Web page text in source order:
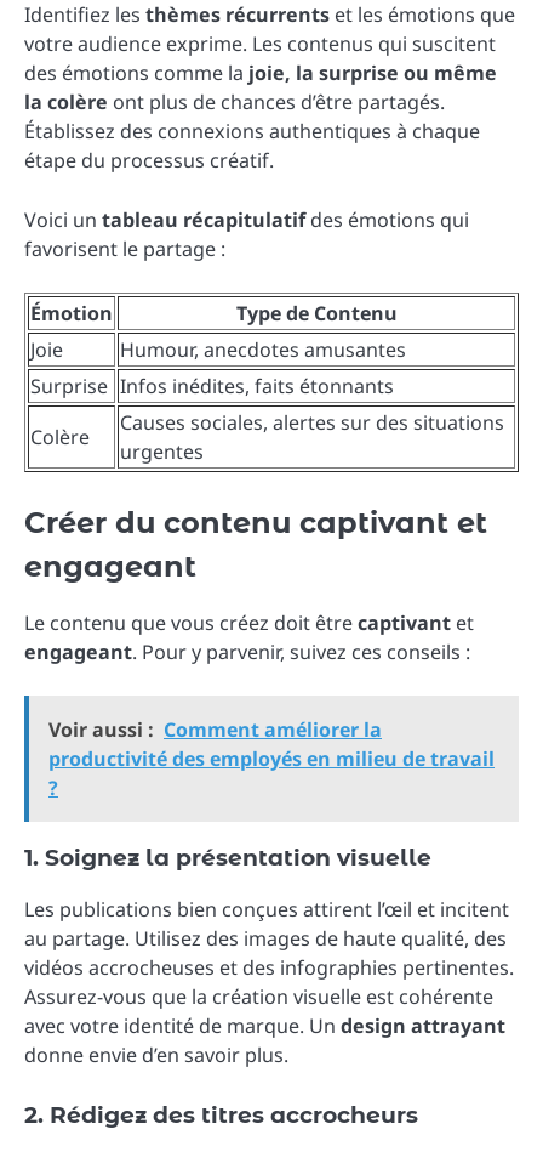
Identifiez les thèmes récurrents et les émotions que
votre audience exprime. Les contenus qui suscitent
des émotions comme la joie, la surprise ou même
la colère ont plus de chances d’être partagés.
Établissez des connexions authentiques à chaque
étape du processus créatif.
Voici un tableau récapitulatifdes émotions qui
favorisent le partage :
Émotion
Type de Contenu
Joie
Humour, anecdotes amusantes
Surprise Infos inédites, faits étonnants
Colère
Causes sociales, alertes sur des situations
urgentes
Créer du contenu captivant et
engageant
Le contenu que vous créez doit êtrecaptivant et
engageant. Pour y parvenir, suivez ces conseils :
Voir aussi : Comment améliorer la
productivité des employés en milieu de travail
?
1. Soignez la présentation visuelle
Les publications bien conçues attirent l’œil et incitent
au partage. Utilisez des images de haute qualité, des
vidéos accrocheuses et des infographies pertinentes.
Assurez-vous que la création visuelle est cohérente
avec votre identité de marque. Un design attrayant
donne envie d’en savoir plus.
2. Rédigez des titres accrocheurs